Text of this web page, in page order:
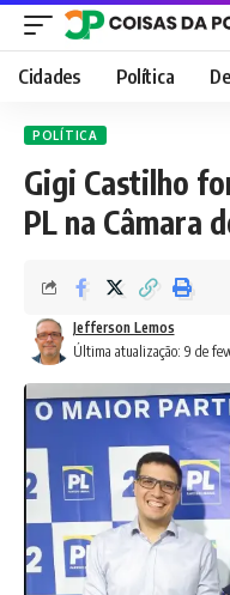
Cidades Política
POLÍTICA
Gigi Castilho
PL na Câmara
Última atualização: 9 de
Jefferson Lemos